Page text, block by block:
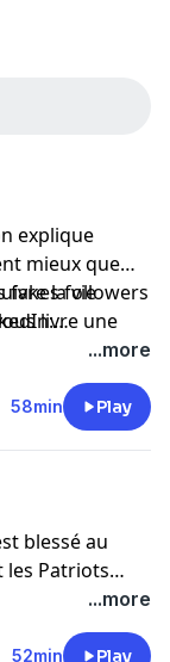
explique
mieux que
fakes followers
livre une
conclure, les
le
la vie
LinkedIn....more
58min Play
blessé au
les Patriots
On parle
riches et de
de
...more
52min Play